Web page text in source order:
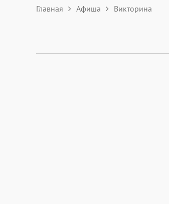
Главная Афиша Викторина